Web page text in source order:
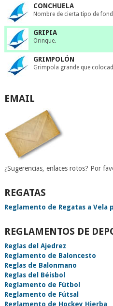
CONCHUELA
Nombre de cierta tipo de
GRIPIA
Orinque.
GRIMPOLÓN
Grimpola grande que
EMAIL
¿Sugerencias, enlaces rotos? Por
REGATAS
Reglamento de Regatas a Vela
REGLAMENTOS DE
Reglas del Ajedrez
Reglamento de Baloncesto
Reglas de Balonmano
Reglas del Béisbol
Reglamento de Fútbol
Reglamento de Fútsal
Reglamento de Hockey Hierba